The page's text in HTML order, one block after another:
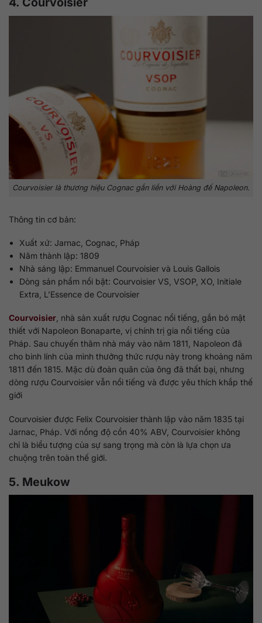
Courvoisier là thương hiệu Cognac gắn liền với Hoàng đế Napoleon.
Thông tin cơ bản:
Xuất xứ: Jarnac, Cognac, Pháp
Năm thành lập: 1809
Nhà sáng lập: Emmanuel Courvoisier và Louis Gallois
Dòng sản phẩm nổi bật: Courvoisier VS, VSOP, XO, Initiale
Extra, L’Essence de Courvoisier
Courvoisier , nhà sản xuất rượu Cognac nổi tiếng, gắn bó mật
thiết với Napoleon Bonaparte, vị chính trị gia nổi tiếng của
Pháp. Sau chuyến thăm nhà máy vào năm 1811, Napoleon đã
cho binh lính của mình thưởng thức rượu này trong khoảng năm
1811 đến 1815. Mặc dù đoàn quân của ông đã thất bại, nhưng
dòng rượu Courvoisier vẫn nổi tiếng và được yêu thích khắp thế
giới
Courvoisier được Felix Courvoisier thành lập vào năm 1835 tại
Jarnac, Pháp. Với nồng độ cồn 40% ABV, Courvoisier không
chỉ là biểu tượng của sự sang trọng mà còn là lựa chọn ưa
chuộng trên toàn thế giới.
5. Meukow